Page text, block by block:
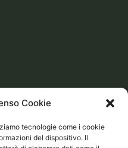
Cookie
tecnologie come i cookie
del dispositivo. Il